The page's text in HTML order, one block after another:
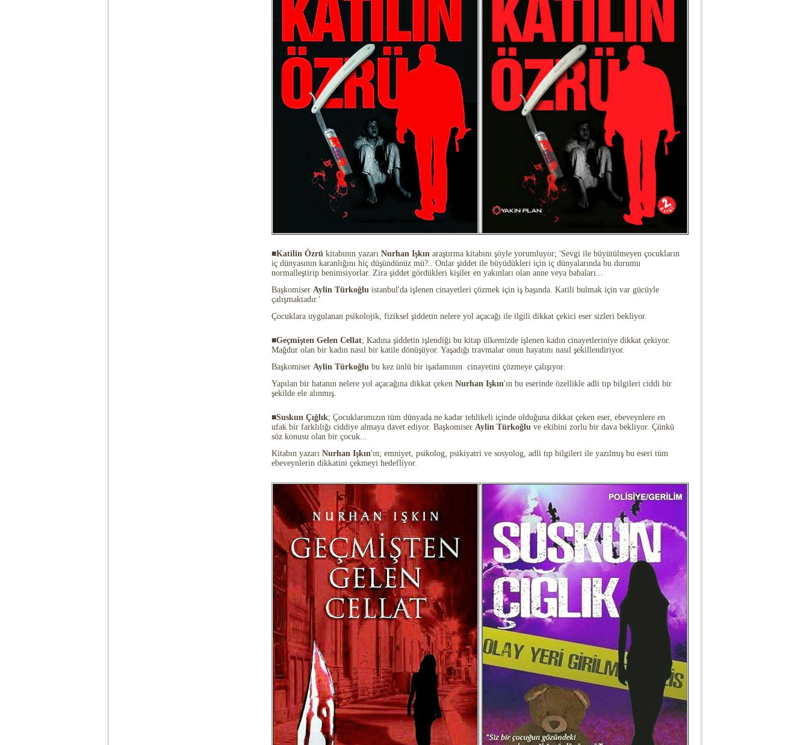
■Katilin Özrü kitabının yazarı Nurhan Işkınaraştırma kitabını şöyle yorumluyor; 'Sevgi ile büyütülmeyen çocukların
iç dünyasının karanlığını hiç düşündünüz mü?.. Onlar şiddet ile büyüdükleri için iç dünyalarında bu durumu
normalleştirip benimsiyorlar. Zira şiddet gördükleri kişiler en yakınları olan anne veya babaları...
Başkomiser Aylin Türkoğlu istanbul'da işlenen cinayetleri çözmek için iş başında. Katili bulmak için var gücüyle
çalışmaktadır.'
Çocuklara uygulanan psikolojik, fiziksel şiddetin nelere yol açacağı ile ilgili dikkat çekici eser sizleri bekliyor.
■Geçmişten Gelen Cellat; Kadına şiddetin işlendiği bu kitap ülkemizde işlenen kadın cinayetleriniye dikkat çekiyor.
Mağdur olan bir kadın nasıl bir katile dönüşüyor. Yaşadığı travmalar onun hayatını nasıl şekillendiriyor.
Başkomiser Aylin Türkoğlu bu kez ünlü bir işadamının cinayetini çözmeye çalışıyor.
Yapılan bir hatanın nelere yol açacağına dikkat çeken Nurhan Işkın'ın bu eserinde özellikle adli tıp bilgileri ciddi bir
şekilde ele alınmış.
■Suskun Çığlık; Çocuklarımızın tüm dünyada ne kadar tehlikeli içinde olduğuna dikkat çeken eser, ebeveynlere en
ufak bir farklılığı ciddiye almaya davet ediyor. Başkomiser Aylin Türkoğlu ve ekibini zorlu bir dava bekliyor. Çünkü
söz konusu olan bir çocuk...
Kitabın yazarı Nurhan Işkın'ın; emniyet, psikolog, psikiyatri ve sosyolog, adli tıp bilgileri ile yazılmışbu eseri tüm
ebeveynlerin dikkatini çekmeyi hedefliyor.